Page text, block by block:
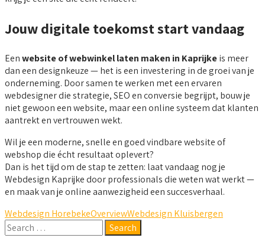
Jouw digitale toekomst start vandaag
Eenwebsite of webwinkel laten maken in Kaprijkeis meer
dan een designkeuze — het is een investering in de groei van je
onderneming. Door samen te werken met een ervaren
webdesigner die strategie, SEO en conversie begrijpt, bouw je
niet gewoon een website, maar een online systeem dat klanten
aantrekt en vertrouwen wekt.
Wil je een moderne, snelle en goed vindbare website of
webshop die écht resultaat oplevert?
Dan is het tijd om de stap te zetten: laat vandaag nog je
Webdesign Kaprijke door professionals die weten wat werkt —
en maak van je online aanwezigheid een succesverhaal.
Webdesign HorebekeOverviewWebdesign Kluisbergen